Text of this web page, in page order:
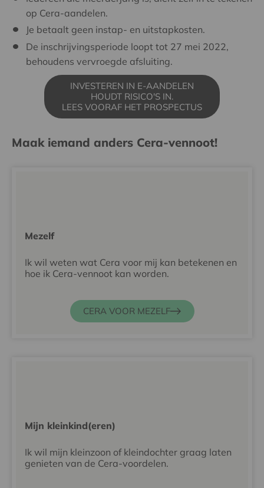
op Cera-aandelen.
Je betaalt geen instap- en uitstapkosten.
De inschrijvingsperiode loopt tot 27 mei 2022,
behoudens vervroegde afsluiting.
INVESTEREN IN E-AANDELEN
HOUDT RISICO'S IN.
LEES VOORAF HET PROSPECTUS
Maak iemand anders Cera-vennoot!
Mezelf
Ik wil weten wat Cera voor mij kan betekenen en
hoe ik Cera-vennoot kan worden.
CERA VOOR MEZELF
Mijn kleinkind(eren)
Ik wil mijn kleinzoon of kleindochter graag laten
genieten van de Cera-voordelen.